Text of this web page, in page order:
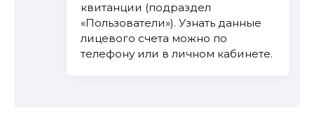
квитанции (подраздел
«Пользователи»). Узнать данные
лицевого счета можно по
телефону или в личном кабинете.